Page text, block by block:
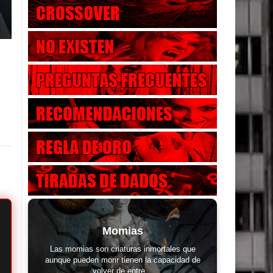
Momias
Las momias son criaturas inmortales que
aunque pueden morir tienen la capacidad de
volver de entre...